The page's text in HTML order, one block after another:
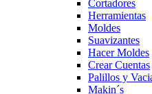
Cortadores
Herramientas
Moldes
Suavizantes
Hacer Moldes
Crear Cuentas
Palillos y
Makin´s